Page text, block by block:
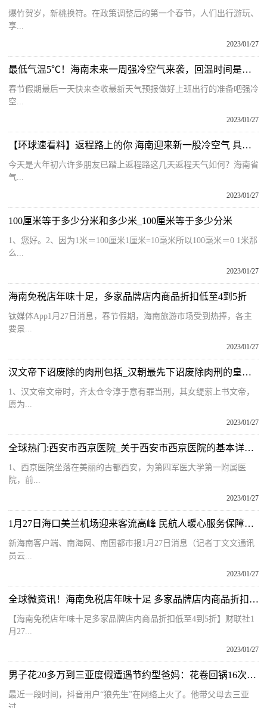
爆竹贺岁，新桃换符。在政策调整后的第一个春节，人们出行游玩、
享...
2023/01/27
最低气温5℃！海南未来一周强冷空气来袭，回温时间是……
春节假期最后一天快来查收最新天气预报做好上班出行的准备吧强冷
空...
2023/01/27
【环球速看料】返程路上的你 海南迎来新一股冷空气 具体天气预报
今天是大年初六许多朋友已踏上返程路这几天返程天气如何？海南省
气...
2023/01/27
100厘米等于多少分米和多少米_100厘米等于多少分米
1、您好。2、因为1米＝100厘米1厘米=10毫米所以100毫米＝0 1米那
么...
2023/01/27
海南免税店年味十足，多家品牌店内商品折扣低至4到5折
钛媒体App1月27日消息，春节假期，海南旅游市场受到热捧，各主
要景...
2023/01/27
汉文帝下诏废除的肉刑包括_汉朝最先下诏废除肉刑的皇帝是
1、汉文帝文帝时，齐太仓令淳于意有罪当刑，其女缇萦上书文帝，
愿为...
2023/01/27
全球热门:西安市西京医院_关于西安市西京医院的基本详情介绍
1、西京医院坐落在美丽的古都西安，为第四军医大学第一附属医
院，前...
2023/01/27
1月27日海口美兰机场迎来客流高峰 民航人暖心服务保障春运
新海南客户端、南海网、南国都市报1月27日消息（记者丁文文通讯
员云...
2023/01/27
全球微资讯！海南免税店年味十足 多家品牌店内商品折扣低至4到5折
【海南免税店年味十足多家品牌店内商品折扣低至4到5折】财联社1
月27...
2023/01/27
男子花20多万到三亚度假遭遇节约型爸妈：花卷回锅16次，临走打包剩菜调料
最近一段时间，抖音用户“狼先生”在网络上火了。他带父母去三亚